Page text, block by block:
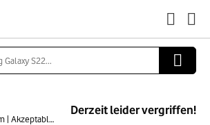
512GB | Blau | Mono sim | Akzeptabler Zustand
Derzeit leider vergriffen!